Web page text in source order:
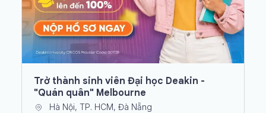
Trở thành sinh viên Đại học Deakin -
"Quán quân" Melbourne
Hà Nội, TP. HCM, Đà Nẵng